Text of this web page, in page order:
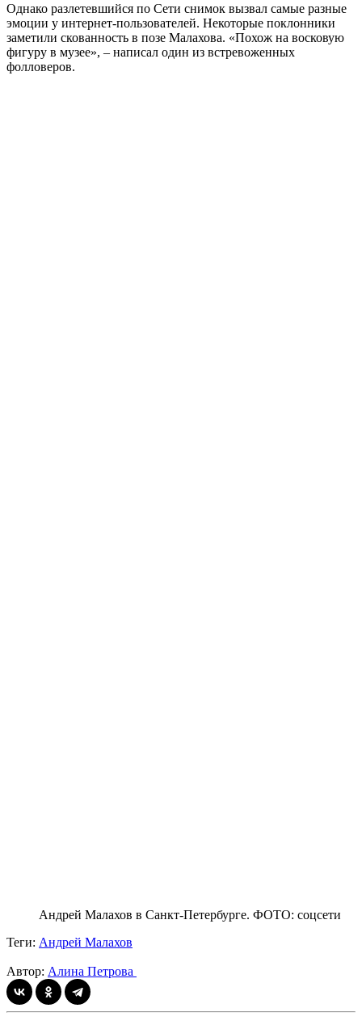
Однако разлетевшийся по Сети снимок вызвал самые разные
эмоции у интернет-пользователей. Некоторые поклонники
заметили скованность в позе Малахова. «Похож на восковую
фигуру в музее», – написал один из встревоженных
фолловеров.
Андрей Малахов в Санкт-Петербурге. ФОТО: соцсети
Теги: Андрей Малахов
Автор: Алина Петрова